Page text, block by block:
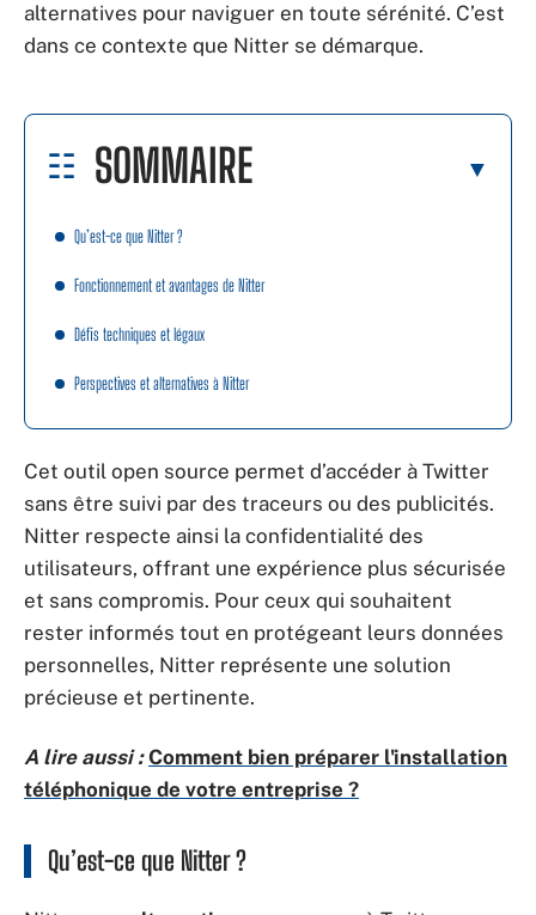
alternatives pour naviguer en toute sérénité. C’est
dans ce contexte que Nitter se démarque.
SOMMAIRE
Qu’est-ce que Nitter ?
Fonctionnement et avantages de Nitter
Défis techniques et légaux
Perspectives et alternatives à Nitter
Cet outil open source permet d’accéder à Twitter
sans être suivi par des traceurs ou des publicités.
Nitter respecte ainsi la confidentialité des
utilisateurs, offrant une expérience plus sécurisée
et sans compromis. Pour ceux qui souhaitent
rester informés tout en protégeant leurs données
personnelles, Nitter représente une solution
précieuse et pertinente.
A lire aussi : Comment bien préparer l'installation
téléphonique de votre entreprise ?
Qu’est-ce que Nitter ?